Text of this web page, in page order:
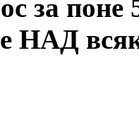
за поне
НАД